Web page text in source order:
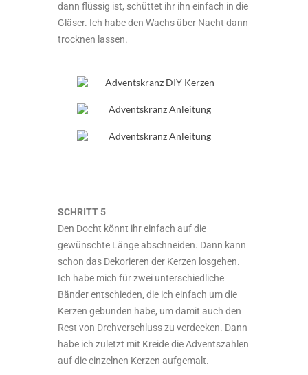
dann flüssig ist, schüttet ihr ihn einfach in die
Gläser. Ich habe den Wachs über Nacht dann
trocknen lassen.
SCHRITT 5
Den Docht könnt ihr einfach auf die
gewünschte Länge abschneiden. Dann kann
schon das Dekorieren der Kerzen losgehen.
Ich habe mich für zwei unterschiedliche
Bänder entschieden, die ich einfach um die
Kerzen gebunden habe, um damit auch den
Rest von Drehverschluss zu verdecken. Dann
habe ich zuletzt mit Kreide die Adventszahlen
auf die einzelnen Kerzen aufgemalt.